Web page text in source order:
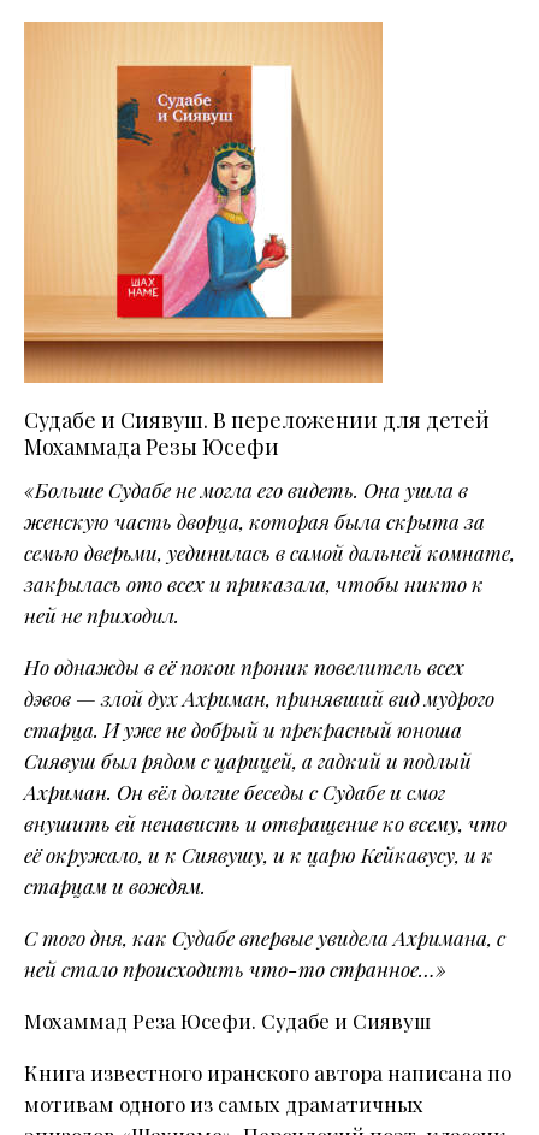
Судабе и Сиявуш. В переложении для детей
Мохаммада Резы Юсефи
«Больше Судабе не могла его видеть. Она ушла в
женскую часть дворца, которая была скрыта за
семью дверьми, уединилась в самой дальней комнате,
закрылась ото всех и приказала, чтобы никто к
ней не приходил.
Но однажды в её покои проник повелитель всех
дэвов — злой дух Ахриман, принявший вид мудрого
старца. И уже не добрый и прекрасный юноша
Сиявуш был рядом с царицей, а гадкий и подлый
Ахриман. Он вёл долгие беседы с Судабе и смог
внушить ей ненависть и отвращение ко всему, что
её окружало, и к Сиявушу, и к царю Кейкавусу, и к
старцам и вождям.
С того дня, как Судабе впервые увидела Ахримана, с
ней стало происходить что-то странное…»
Мохаммад Реза Юсефи. Судабе и Сиявуш
Книга известного иранского автора написана по
мотивам одного из самых драматичных